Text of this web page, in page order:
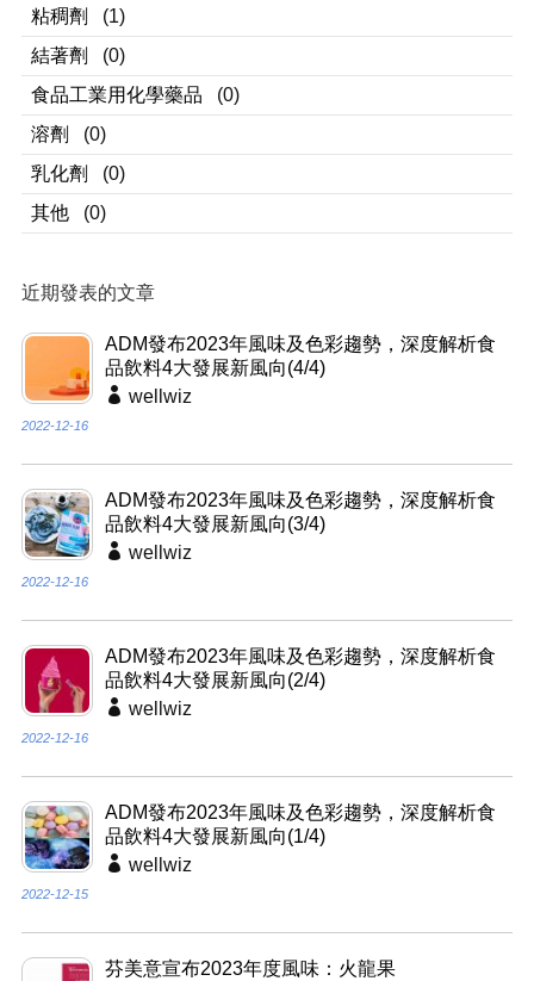
粘稠劑
(1)
結著劑
(0)
食品工業用化學藥品
(0)
溶劑
(0)
乳化劑
(0)
其他
(0)
近期發表的文章
ADM發布2023年風味及色彩趨勢，深度解析食
品飲料4大發展新風向(4/4)
wellwiz
2022-12-16
ADM發布2023年風味及色彩趨勢，深度解析食
品飲料4大發展新風向(3/4)
wellwiz
2022-12-16
ADM發布2023年風味及色彩趨勢，深度解析食
品飲料4大發展新風向(2/4)
wellwiz
2022-12-16
ADM發布2023年風味及色彩趨勢，深度解析食
品飲料4大發展新風向(1/4)
wellwiz
2022-12-15
芬美意宣布2023年度風味：火龍果